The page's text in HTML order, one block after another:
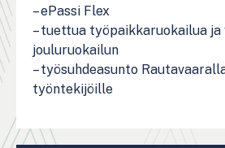
– ePassi Flex
– tuettua työpaikkaruokailua ja
jouluruokailun
– työsuhdeasunto
työntekijöille